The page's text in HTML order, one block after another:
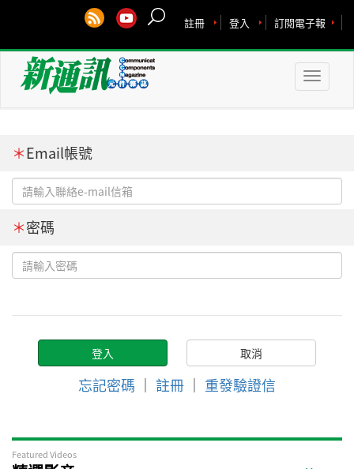
訂閱電子報
登入
註冊
Toggle
＊Email帳號
＊密碼
忘記密碼 ｜ 註冊 ｜ 重發驗證信
Featured Videos